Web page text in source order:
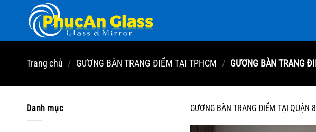
dung
Trang chủ / GƯƠNG BÀN TRANG ĐIỂM TẠI TPHCM / GƯƠNG BÀN TRANG
Danh mục GƯƠNG BÀN TRANG ĐIỂM TẠI QUẬN 8